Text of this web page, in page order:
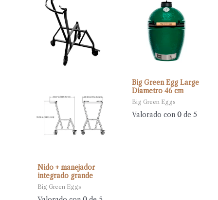
Nido + manejador
integrado grande
Big Green Eggs
Big Green Egg Large
Diametro 46 cm
Big Green Eggs
Valorado con 0de 5